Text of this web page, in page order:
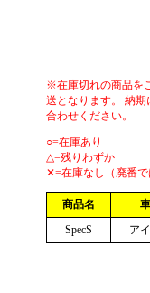
※在庫切れの商品を
送となります。 納
合わせください。
○=在庫あり
△=残りわずか
✕=在庫なし（廃番で
商品名
SpecS
ア